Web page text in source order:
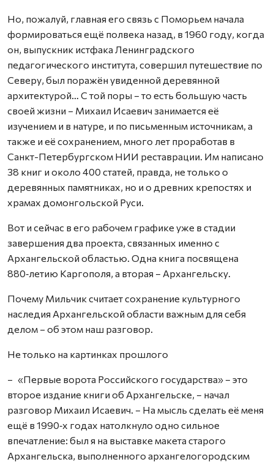
Но, пожалуй, главная его связь с Поморьем начала
формироваться ещё полвека назад, в 1960 году, когда
он, выпускник истфака Ленинградского
педагогического института, совершил путешествие по
Северу, был поражён увиденной деревянной
архитектурой… С той поры – то есть большую часть
своей жизни – Михаил Исаевич занимается её
изучением и в натуре, и по письменным источникам, а
также и её сохранением, много лет проработав в
Санкт-Петербургском НИИ реставрации. Им написано
38 книг и около 400 статей, правда, не только о
деревянных памятниках, но и о древних крепостях и
храмах домонгольской Руси.
Вот и сейчас в его рабочем графике уже в стадии
завершения два проекта, связанных именно с
Архангельской областью. Одна книга посвящена
880‑летию Каргополя, а вторая – Архангельску.
Почему Мильчик считает сохранение культурного
наследия Архангельской области важным для себя
делом – об этом наш разговор.
Не только на картинках прошлого
– «Первые ворота Российского государства» – это
второе издание книги об Архангельске, – начал
разговор Михаил Исаевич. – На мысль сделать её меня
ещё в 1990‑х годах натолкнуло одно сильное
впечатление: был я на выставке макета старого
Архангельска, выполненного архангелогородским